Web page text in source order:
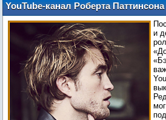
YouTube-канал Роберта Паттинсона
песнями его сочинения
(оригинальность не подтверждена)
и